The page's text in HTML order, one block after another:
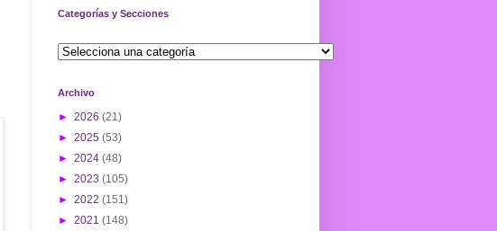
Categorías y Secciones
Archivo
► 2026 (21)
► 2025 (53)
► 2024 (48)
► 2023 (105)
► 2022 (151)
► 2021 (148)